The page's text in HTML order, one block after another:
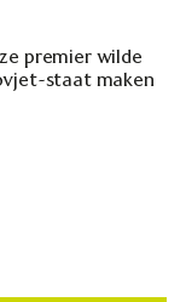
premier wilde
staat maken